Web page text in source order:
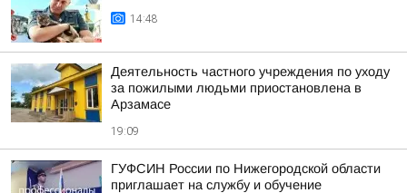
14:48
Деятельность частного учреждения по уходу
за пожилыми людьми приостановлена в
Арзамасе
19:09
ГУФСИН России по Нижегородской области
приглашает на службу и обучение